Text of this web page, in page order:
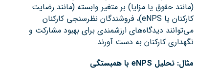
(مانند حقوق یا مزایا) بر متغیر وابسته (مانند رضایت
کارکنان یا eNPS)، فروشندگان نظرسنجی کارکنان
می‌توانند دیدگاه‌های ارزشمندی برای بهبود مشارکت و
نگهداری کارکنان به دست آورند.
مثال: تحلیل
با همبستگی